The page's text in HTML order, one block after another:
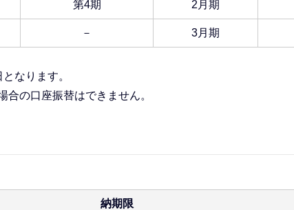
第4期 2月期
－ 3月期
なります。
の口座振替はできません。
納期限